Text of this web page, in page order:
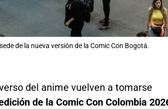
de la nueva versión de la Comic Con Bogotá.
del anime vuelven a tomarse
de la Comic Con Colombia